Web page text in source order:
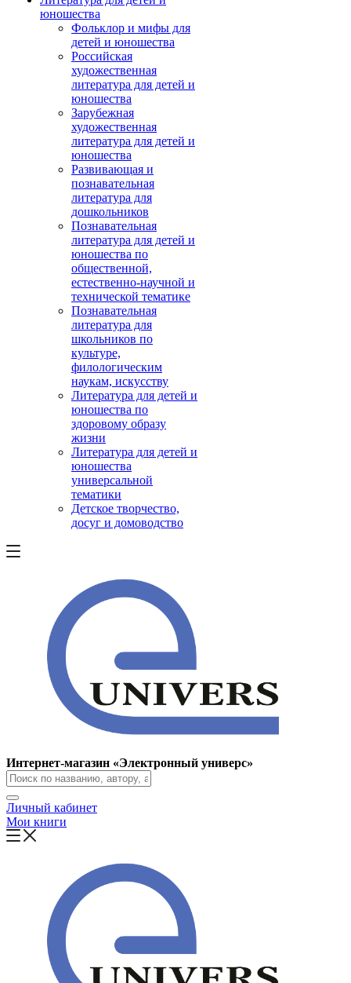
юношества
Фольклор и мифы для
детей и юношества
Российская
художественная
литература для детей и
юношества
Зарубежная
художественная
литература для детей и
юношества
Развивающая и
познавательная
литература для
дошкольников
Познавательная
литература для детей и
юношества по
общественной,
естественно-научной и
технической тематике
Познавательная
литература для
школьников по
культуре,
филологическим
наукам, искусству
Литература для детей и
юношества по
здоровому образу
жизни
Литература для детей и
юношества
универсальной
тематики
Детское творчество,
досуг и домоводство
Интернет-магазин «Электронный универс»
Личный кабинет
Мои книги